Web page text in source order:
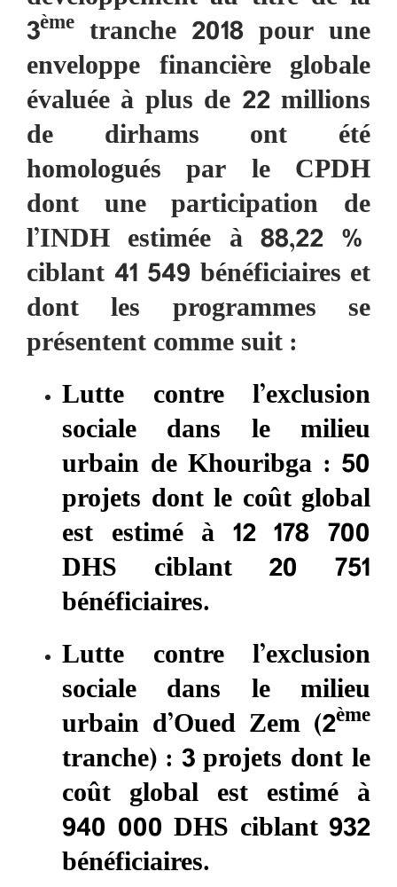
3ème tranche 2018 pour une
enveloppe financière globale
évaluée à plus de 22 millions
de dirhams ont été
homologués par le CPDH
dont une participation de
l’INDH estimée à 88,22 %
ciblant 41 549 bénéficiaires et
dont les programmes se
présentent comme suit :
Lutte contre l’exclusion
sociale dans le milieu
urbain de Khouribga : 50
projets dont le coût global
est estimé à 12 178 700
DHS ciblant 20 751
bénéficiaires.
Lutte contre l’exclusion
sociale dans le milieu
urbain d’Oued Zem (2ème
tranche) : 3 projets dont le
coût global est estimé à
940 000 DHS ciblant 932
bénéficiaires.